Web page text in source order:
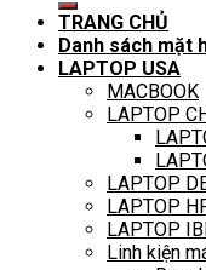
TRANG CHỦ
Danh sách mặt
LAPTOP USA
MACBOOK
LAPTOP
LAPTOP
LAPTOP
LAPTOP
Linh kiện